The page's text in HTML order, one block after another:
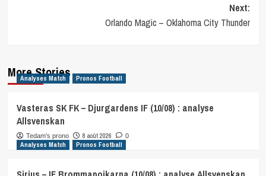
Next:
Orlando Magic – Oklahoma City Thunder
More Stories
Analyses Match Pronos Football
Vasteras SK FK – Djurgardens IF (10/08) : analyse
Allsvenskan
Tedam's prono 8 août 2026 0
Analyses Match Pronos Football